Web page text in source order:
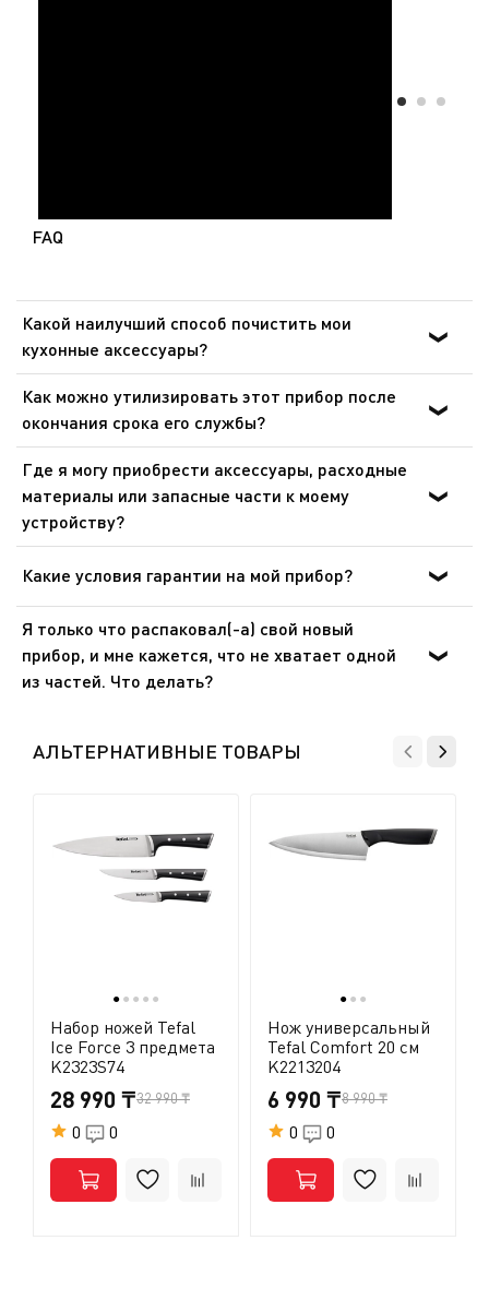
FAQ
Какой наилучший способ почистить мои
кухонные аксессуары?
Аксессуары с антипригарным покрытием нельзя мыть
с использованием абразивного порошка или
абразивной губки. Теплая вода и средство для мытья
посуды идеально подойдет для очистки. Для
аксессуаров из нержавеющей стали мы рекомендуем
специализированные очистители для нержавеющей
стали.
Как можно утилизировать этот прибор после
окончания срока его службы?
В приборе содержатся ценные материалы, которые
могут быть подвергнуты вторичной переработке.
Отнесите его на городской пункт сбора отходов.
Где я могу приобрести аксессуары, расходные
материалы или запасные части к моему
устройству?
Пожалуйста, перейдите в раздел «Аксессуары» веб-
сайта, чтобы легко найти то, что вам нужно для вашего
устройства.
Какие условия гарантии на мой прибор?
Дополнительные сведения содержатся в разделе
«Гарантия» этого веб-сайта.
Я только что распаковал(-а) свой новый
прибор, и мне кажется, что не хватает одной
из частей. Что делать?
найти приемлемое решение.
АЛЬТЕРНАТИВНЫЕ ТОВАРЫ
● ● ● ● ●
Набор ножей Tefal
Ice Force 3 предмета
K2323S74
28 990 ₸32 990 ₸
0 0
● ● ●
Нож универсальный
Tefal Comfort 20 см
K2213204
6 990 ₸8 990 ₸
0 0